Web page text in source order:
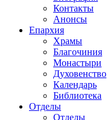
Контакты
Анонсы
Епархия
Храмы
Благочиния
Монастыри
Духовенство
Календарь
Библиотека
Отделы
Отделы